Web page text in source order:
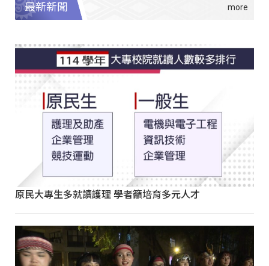
最新新聞
原民大專生多就讀護理 學者籲培育多元人才